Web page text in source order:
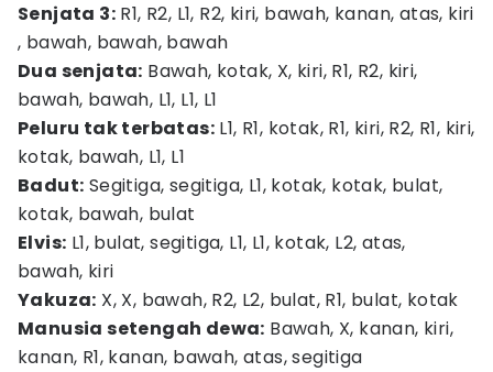
Senjata 3: R1, R2, L1, R2, kiri, bawah, kanan, atas, kiri
, bawah, bawah, bawah
Dua senjata: Bawah, kotak, X, kiri, R1, R2, kiri,
bawah, bawah, L1, L1, L1
Peluru tak terbatas: L1, R1, kotak, R1, kiri, R2, R1, kiri,
kotak, bawah, L1, L1
Badut: Segitiga, segitiga, L1, kotak, kotak, bulat,
kotak, bawah, bulat
Elvis: L1, bulat, segitiga, L1, L1, kotak, L2, atas,
bawah, kiri
Yakuza: X, X, bawah, R2, L2, bulat, R1, bulat, kotak
Manusia setengah dewa: Bawah, X, kanan, kiri,
kanan, R1, kanan, bawah, atas, segitiga